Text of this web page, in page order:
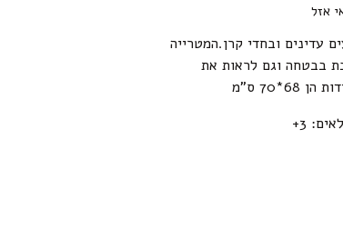
אזל
עדינים ובחדי קרן.המטרייה
בבטחה וגם לראות את
ס”מ
3+